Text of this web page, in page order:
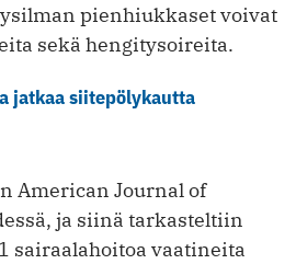
pienhiukkaset voivat
sekä hengitysoireita.
jatkaa siitepölykautta
American Journal of
ja siinä tarkasteltiin
sairaalahoitoa vaatineita